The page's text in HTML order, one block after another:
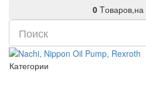
0 Tоваров,на
Категории